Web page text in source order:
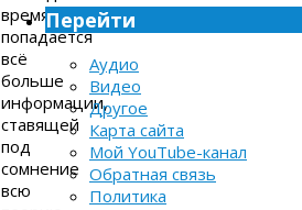
время
попадается
всё
больше
информации,
ставящей
под
сомнение
всю
Перейти
Аудио
Видео
Другое
Карта сайта
Мой YouTube-канал
Обратная связь
Политика